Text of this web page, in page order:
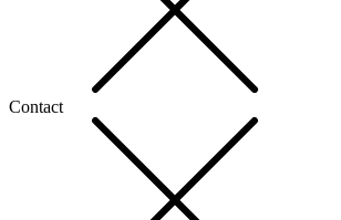
Contact